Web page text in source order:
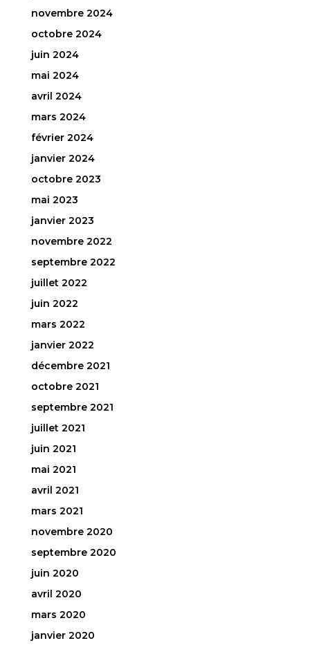
novembre 2024
octobre 2024
juin 2024
mai 2024
avril 2024
mars 2024
février 2024
janvier 2024
octobre 2023
mai 2023
janvier 2023
novembre 2022
septembre 2022
juillet 2022
juin 2022
mars 2022
janvier 2022
décembre 2021
octobre 2021
septembre 2021
juillet 2021
juin 2021
mai 2021
avril 2021
mars 2021
novembre 2020
septembre 2020
juin 2020
avril 2020
mars 2020
janvier 2020